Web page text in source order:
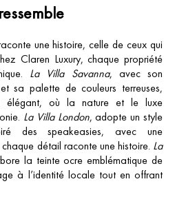
une histoire, celle de ceux qui
Claren Luxury, chaque propriété
La Villa Savanna, avec son
sa palette de couleurs terreuses,
élégant, où la nature et le luxe
La Villa London, adopte un style
des speakeasies, avec une
détail raconte une histoire. La
la teinte ocre emblématique de
à l’identité locale tout en offrant